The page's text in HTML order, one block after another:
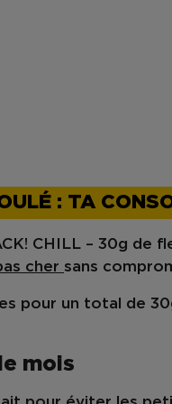
: TA
CHILL – 30g de
cher sans
pour un total de
mois